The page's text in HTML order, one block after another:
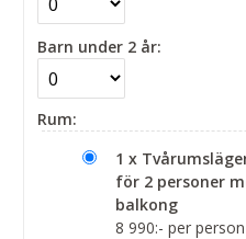
Barn under 2 år:
Rum:
1 x
för 2 personer
balkong
8 990:- per person